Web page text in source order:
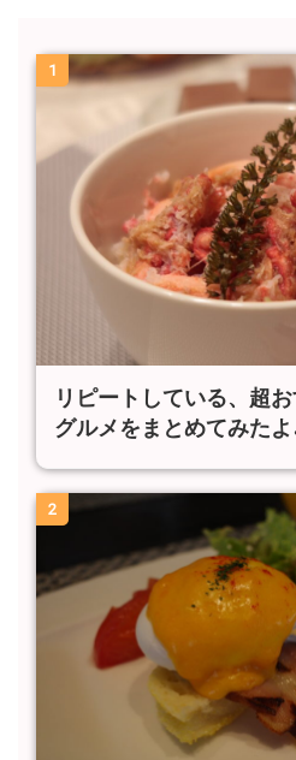
1
リピートしている、超
グルメをまとめてみた
2